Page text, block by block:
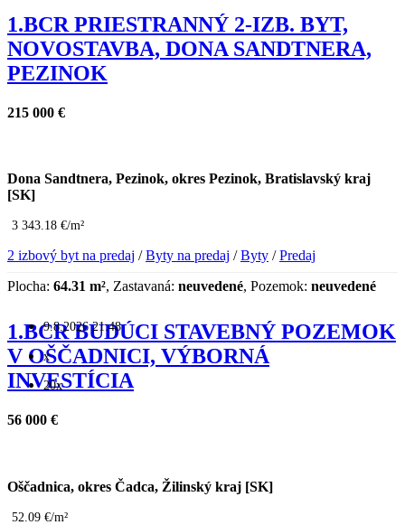
1.BCR PRIESTRANNÝ 2-IZB. BYT,
NOVOSTAVBA, DONA SANDTNERA,
PEZINOK
215 000 €
Dona Sandtnera, Pezinok, okres Pezinok, Bratislavský kraj
[SK]
3 343.18 €/m²
2 izbový byt na predaj /Byty na predaj /Byty /Predaj
Plocha: 64.31 m², Zastavaná: neuvedené, Pozemok: neuvedené
9.8.2026 21:48
x
20x
1.BCR BUDÚCI STAVEBNÝ POZEMOK
V OŠČADNICI, VÝBORNÁ
INVESTÍCIA
56 000 €
Oščadnica, okres Čadca, Žilinský kraj [SK]
52.09 €/m²